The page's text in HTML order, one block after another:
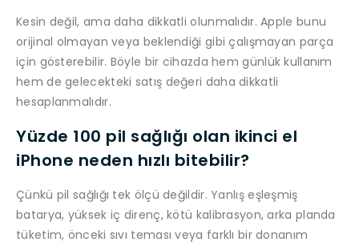
Kesin değil, ama daha dikkatli olunmalıdır. Apple bunu
orijinal olmayan veya beklendiği gibi çalışmayan parça
için gösterebilir. Böyle bir cihazda hem günlük kullanım
hem de gelecekteki satış değeri daha dikkatli
hesaplanmalıdır.
Yüzde 100 pil sağlığı olan ikinci el
iPhone neden hızlı bitebilir?
Çünkü pil sağlığı tek ölçü değildir. Yanlış eşleşmiş
batarya, yüksek iç direnç, kötü kalibrasyon, arka planda
tüketim, önceki sıvı teması veya farklı bir donanım